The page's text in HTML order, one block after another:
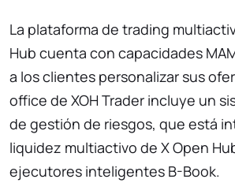
La plataforma de trading
Hub cuenta con capacidades
a los clientes personalizar sus
office de XOH Trader incluye un
de gestión de riesgos, que está
liquidez multiactivo de X Open
ejecutores inteligentes B-Book.